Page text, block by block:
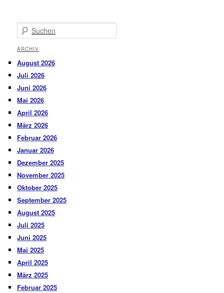
Suchen
ARCHIV
August 2026
Juli 2026
Juni 2026
Mai 2026
April 2026
März 2026
Februar 2026
Januar 2026
Dezember 2025
November 2025
Oktober 2025
September 2025
August 2025
Juli 2025
Juni 2025
Mai 2025
April 2025
März 2025
Februar 2025